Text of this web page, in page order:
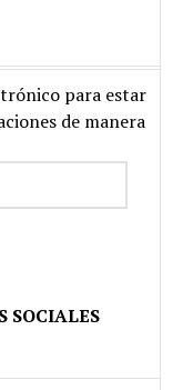
para estar
de manera
SOCIALES